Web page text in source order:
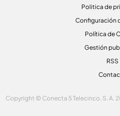
Politica de
Configuración
Política de
Gestión
RSS
Copyright © Conecta 5 Telecinco, S. A.